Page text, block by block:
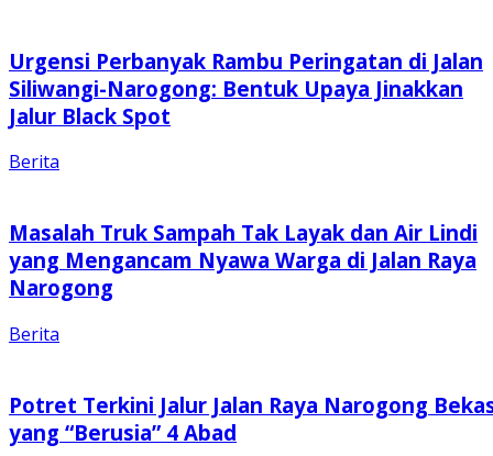
Urgensi Perbanyak Rambu Peringatan di Jalan
Siliwangi-Narogong: Bentuk Upaya Jinakkan
Jalur Black Spot
Berita
Masalah Truk Sampah Tak Layak dan Air Lindi
yang Mengancam Nyawa Warga di Jalan Raya
Narogong
Berita
Potret Terkini Jalur Jalan Raya Narogong
yang “Berusia” 4 Abad